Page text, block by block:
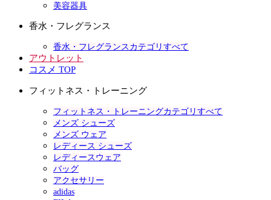
美容器具
香水・フレグランス
香水・フレグランスカテゴリすべて
アウトレット
コスメ TOP
フィットネス・トレーニング
フィットネス・トレーニングカテゴリすべて
メンズ シューズ
メンズ ウェア
レディース シューズ
レディースウェア
バッグ
アクセサリー
adidas